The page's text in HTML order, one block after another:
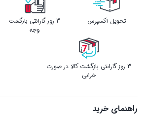
تحویل اکسپرس
3 روز گارانتی بازگشت
وجه
3 روز گارانتی بازگشت کالا در صورت
خرابی
راهنمای خرید